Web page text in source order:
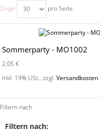
Zeige pro Seite
Sommerparty - MO1002
2,05 €
Inkl. 19% USt.,zzgl.Versandkosten
Filtern nach
Filtern nach: